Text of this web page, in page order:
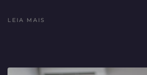
LEIA MAIS